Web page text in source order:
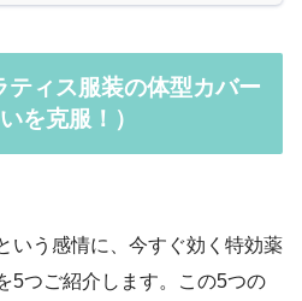
ティス服装の体型カバー
を克服！）
いう感情に、今すぐ効く特効薬
5つご紹介します。この5つの